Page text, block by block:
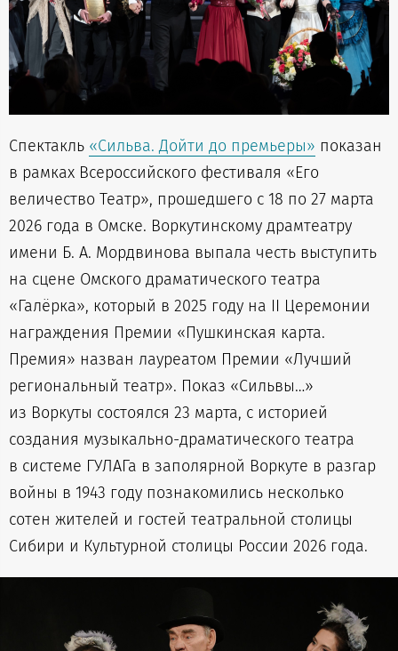
Спектакль «Сильва. Дойти до премьеры» показан
в рамках Всероссийского фестиваля «Его
величество Театр», прошедшего с 18 по 27 марта
2026 года в Омске. Воркутинскому драмтеатру
имени Б. А. Мордвинова выпала честь выступить
на сцене Омского драматического театра
«Галёрка», который в 2025 году на II Церемонии
награждения Премии «Пушкинская карта.
Премия» назван лауреатом Премии «Лучший
региональный театр». Показ «Сильвы…»
из Воркуты состоялся 23 марта, с историей
создания музыкально-драматического театра
в системе ГУЛАГа в заполярной Воркуте в разгар
войны в 1943 году познакомились несколько
сотен жителей и гостей театральной столицы
Сибири и Культурной столицы России 2026 года.